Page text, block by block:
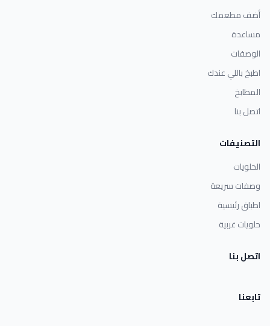
أضف مطعمك
مساعدة
الوصفات
اطبخ باللي عندك
المطابخ
اتصل بنا
التصنيفات
الحلويات
وصفات سريعة
اطباق رئيسية
حلويات غربية
اتصل بنا
تابعنا